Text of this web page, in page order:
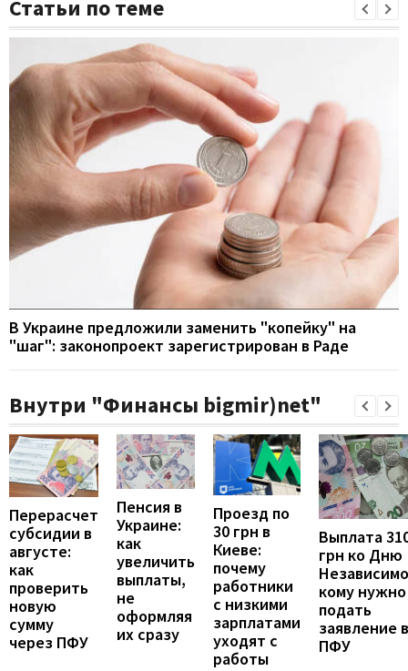
Статьи по теме
В Украине предложили заменить "копейку" на
"шаг": законопроект зарегистрирован в Раде
Внутри "Финансы bigmir)net"
Перерасчет
субсидии в
августе:
как
проверить
новую
сумму
через ПФУ
Пенсия в
Украине:
как
увеличить
выплаты,
не
оформляя
их сразу
Проезд по
30 грн в
Киеве:
почему
работники
с низкими
зарплатами
уходят с
работы
Выплата
грн ко Дню
кому нужно
подать
заявление в
ПФУ